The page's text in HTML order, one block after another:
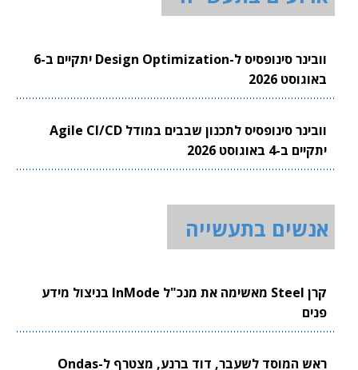
וובינר סינופסיס ל-Design Optimization יתקיים ב-6
באוגוסט 2026
וובינר סינופסיס לתכנון שבבים במודל Agile CI/CD
יתקיים ב-4 באוגוסט 2026
אנשים בתעשייה
קרן Steel מאשימה את מנכ"ל InMode בניצול מידע
פנים
ראש המוסד לשעבר, דוד ברנע, מצטרף ל-Ondas